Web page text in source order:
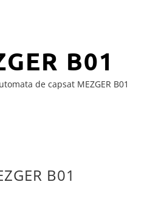
B01
de capsat MEZGER B01
B01